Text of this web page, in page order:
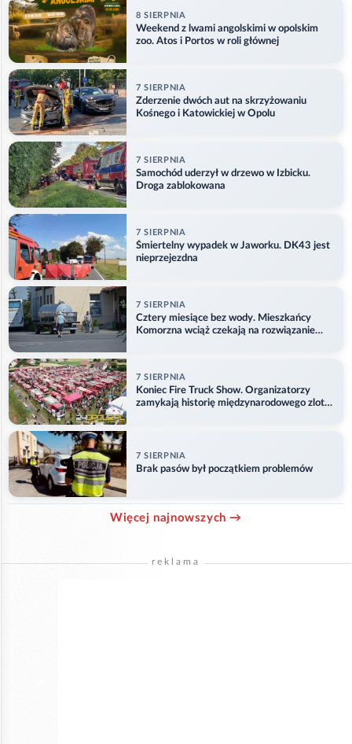
8 SIERPNIA
Weekend z lwami angolskimi w opolskim
zoo. Atos i Portos w roli głównej
7 SIERPNIA
Zderzenie dwóch aut na skrzyżowaniu
Kośnego i Katowickiej w Opolu
7 SIERPNIA
Samochód uderzył w drzewo w Izbicku.
Droga zablokowana
7 SIERPNIA
Śmiertelny wypadek w Jaworku. DK43 jest
nieprzejezdna
7 SIERPNIA
Cztery miesiące bez wody. Mieszkańcy
Komorzna wciąż czekają na rozwiązanie
7 SIERPNIA
Koniec Fire Truck Show. Organizatorzy
zamykają historię międzynarodowego zlotu
7 SIERPNIA
Brak pasów był początkiem problemów
Więcej najnowszych →
reklama